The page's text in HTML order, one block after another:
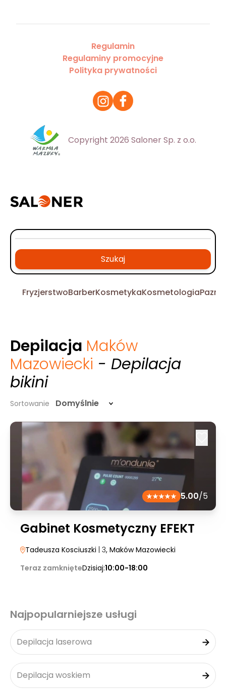
Regulamin
Regulaminy promocyjne
Polityka prywatności
Copyright 2026 Saloner Sp. z o.o.
Szukaj
FryzjerstwoBarberKosmetykaKosmetologia
Depilacja Maków
Mazowiecki - Depilacja
bikini
Sortowanie Domyślnie
5.00/5
Gabinet Kosmetyczny EFEKT
Tadeusza Kosciuszki | 3, Maków Mazowiecki
Teraz zamknięteDzisiaj:10:00-18:00
Najpopularniejsze usługi
Depilacja laserowa
Depilacja woskiem